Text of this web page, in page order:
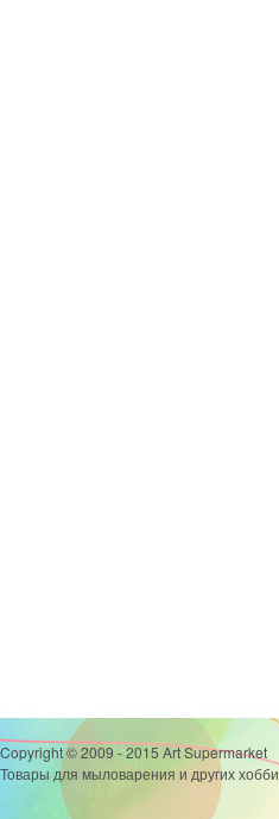
Copyright © 2009 - 2015 Art Supermarket
Товары для мыловарения и других хобби